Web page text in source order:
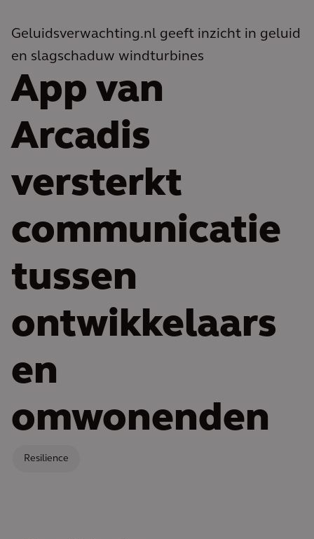
Geluidsverwachting.nl geeft inzicht in geluid
en slagschaduw windturbines
App van
Arcadis
versterkt
communicatie
tussen
ontwikkelaars
en
omwonenden
Resilience